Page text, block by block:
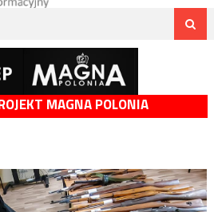
MAGNA POLONIA